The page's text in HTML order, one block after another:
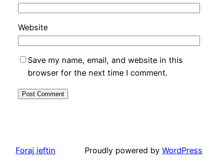
Website
Save my name, email, and website in this
browser for the next time I comment.
Foraj ieftin Proudly powered by WordPress